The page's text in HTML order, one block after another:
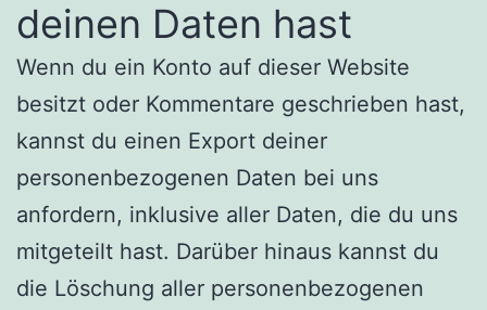
deinen Daten hast
Wenn du ein Konto auf dieser Website
besitzt oder Kommentare geschrieben hast,
kannst du einen Export deiner
personenbezogenen Daten bei uns
anfordern, inklusive aller Daten, die du uns
mitgeteilt hast. Darüber hinaus kannst du
die Löschung aller personenbezogenen